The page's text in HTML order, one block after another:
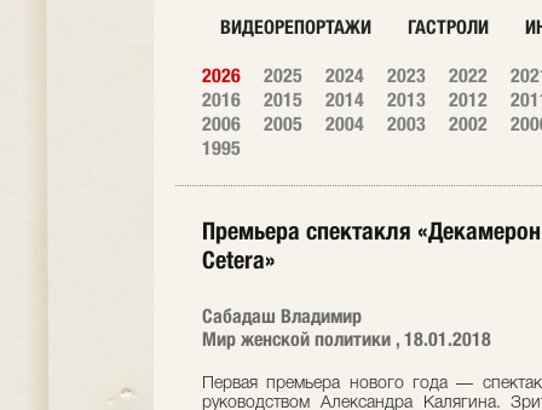
ВИДЕОРЕПОРТАЖИ ГАСТРОЛИ
2026 2025 2024 2023 2022
2016
2015 2014 2013 2012
2006
2005 2004 2003 2002
1995
Премьера спектакля
Cetera»
Сабадаш Владимир
Мир женской политики , 18.01.2018
Первая премьера нового года —
руководством Александра Калягина.